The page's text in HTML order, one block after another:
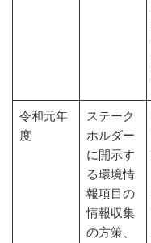
令和元年
度
ステーク
ホルダー
に開示す
る環境情
報項目の
情報収集
の方策、